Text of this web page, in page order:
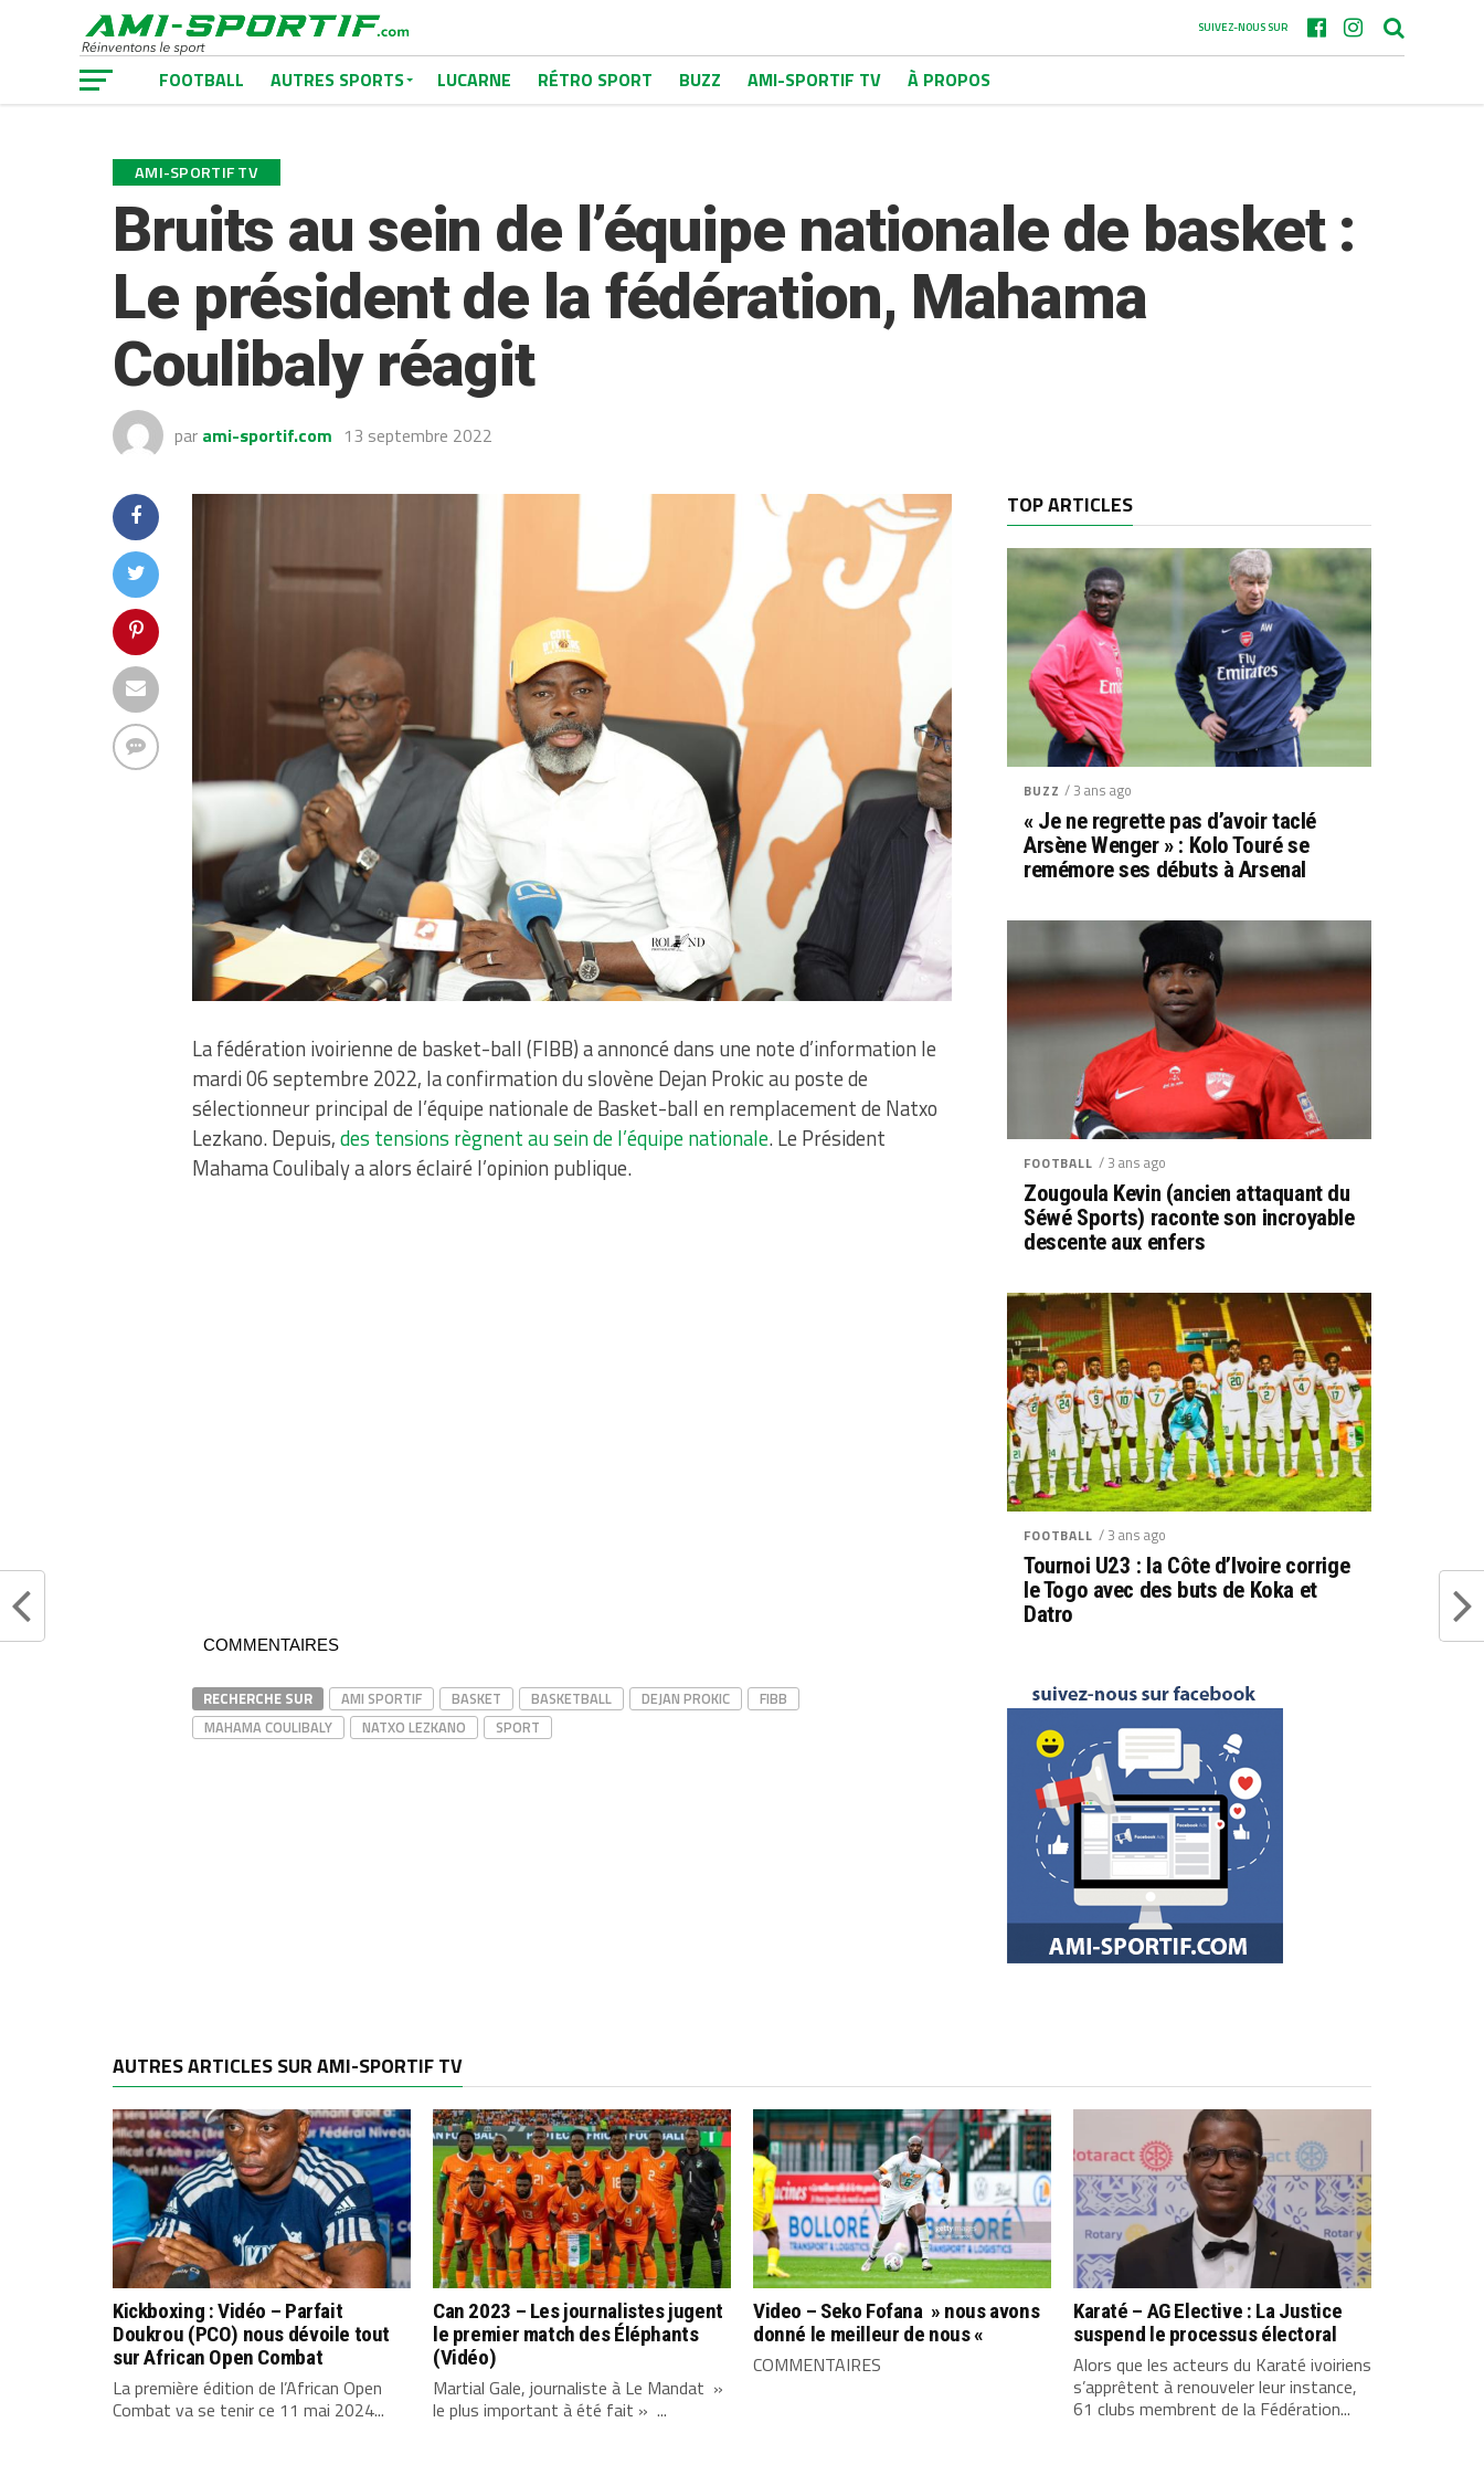
SUIVEZ-NOUS SUR
FOOTBALL AUTRES SPORTS LUCARNE RÉTRO SPORT BUZZ AMI-SPORTIF TV À PROPOS
AMI-SPORTIF TV
Bruits au sein de l’équipe nationale de basket :
Le président de la fédération, Mahama
Coulibaly réagit
par ami-sportif.com 13 septembre 2022
La fédération ivoirienne de basket-ball (FIBB) a annoncé dans une note d’information le
mardi 06 septembre 2022, la confirmation du slovène Dejan Prokic au poste de
sélectionneur principal de l’équipe nationale de Basket-ball en remplacement de Natxo
Lezkano. Depuis,des tensions règnent au sein de l’équipe nationale. Le Président
Mahama Coulibaly a alors éclairé l’opinion publique.
COMMENTAIRES
RECHERCHE SUR AMI SPORTIF BASKET BASKETBALL DEJAN PROKIC
FIBB
MAHAMA COULIBALY
NATXO LEZKANO SPORT
TOP ARTICLES
BUZZ / 3 ans ago
« Je ne regrette pas d’avoir taclé
Arsène Wenger » : Kolo Touré se
remémore ses débuts à Arsenal
FOOTBALL / 3 ans ago
Zougoula Kevin (ancien attaquant du
Séwé Sports) raconte son incroyable
descente aux enfers
FOOTBALL / 3 ans ago
Tournoi U23 : la Côte d’Ivoire corrige
le Togo avec des buts de Koka et
Datro
AUTRES ARTICLES SUR AMI-SPORTIF TV
Kickboxing : Vidéo – Parfait
Doukrou (PCO) nous dévoile tout
sur African Open Combat
La première édition de l’African Open
Combat va se tenir ce 11 mai 2024...
Can 2023 – Les journalistes jugent
le premier match des Éléphants
(Vidéo)
Martial Gale, journaliste à Le Mandat »
le plus important à été fait » ...
Video – Seko Fofana » nous avons
donné le meilleur de nous «
COMMENTAIRES
Karaté – AG Elective : La Justice
suspend le processus électoral
Alors que les acteurs du Karaté ivoiriens
s’apprêtent à renouveler leur instance,
61 clubs membrent de la Fédération...